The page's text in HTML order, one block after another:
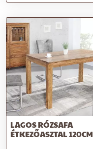
LAGOS RÓZSAFA
ÉTKEZŐASZTAL 120CM